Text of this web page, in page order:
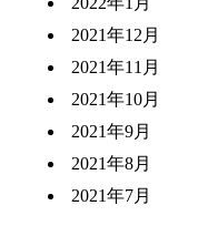
2021年12月
2021年11月
2021年10月
2021年9月
2021年8月
2021年7月